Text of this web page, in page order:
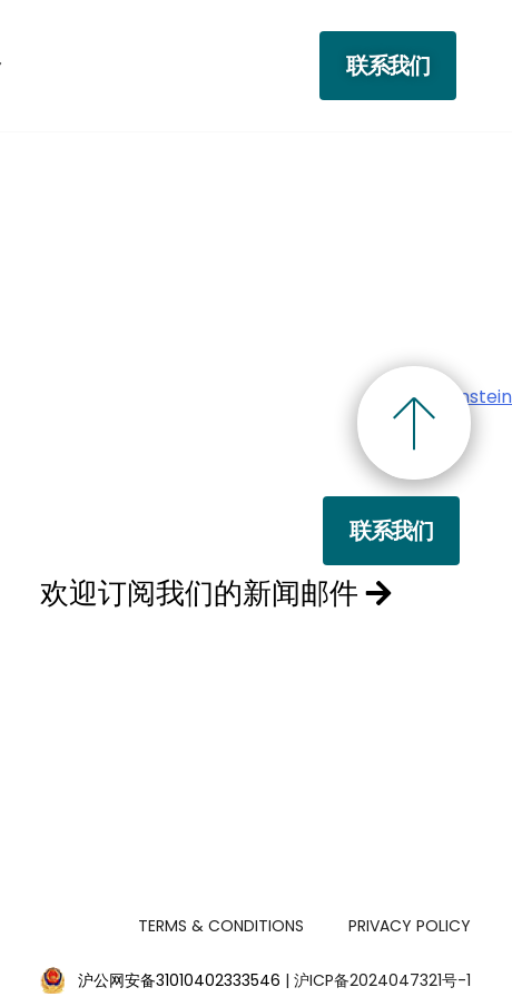
联系我们
Zvi Greenstein
联系我们
欢迎订阅我们的新闻邮件
TERMS & CONDITIONS PRIVACY POLICY
沪公网安备31010402333546 | 沪ICP备2024047321号-1